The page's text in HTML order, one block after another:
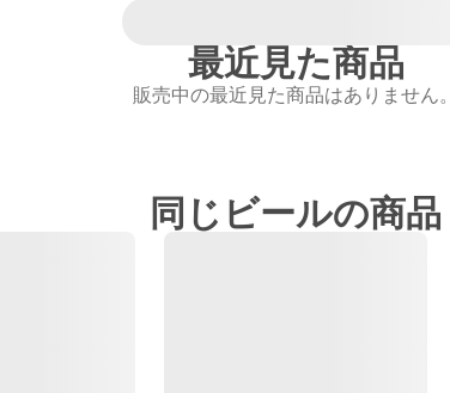
最近見た商品
販売中の最近見た商品はありません。
同じビールの商品